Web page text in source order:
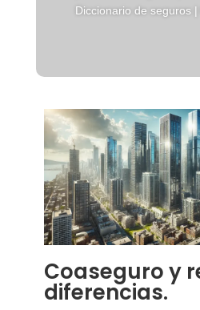
Diccionario de seguros
Coaseguro y
diferencias.